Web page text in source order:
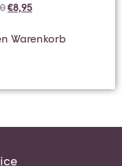
€8,95
Warenkorb